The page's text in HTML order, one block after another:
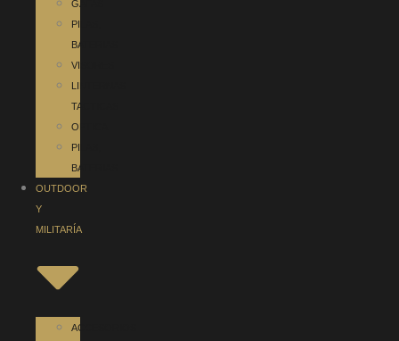
GAFAS
PILAS,
BATERIAS
VISORES
TACTICAS
OPTICA
PILAS,
BATERIAS
OUTDOOR
Y
MILITARÍA
ACCESORIOS